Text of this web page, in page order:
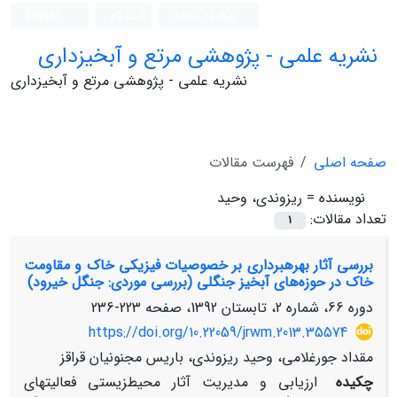
نشریه علمی - پژوهشی مرتع و آبخیزداری
نشریه علمی - پژوهشی مرتع و آبخیزداری
صفحه اصلی
فهرست مقالات
نویسنده = ریزوندی، وحید
تعداد مقالات:
1
بررسی آثار بهره‏برداری بر خصوصیات فیزیکی خاک و مقاومت
خاک در حوزه‌های آبخیز جنگلی (بررسی موردی: جنگل خیرود)
دوره 66، شماره 2، تابستان 1392، صفحه
223-236
https://doi.org/10.22059/jrwm.2013.35574
مقداد جورغلامی، وحید ریزوندی، باریس مجنونیان قراقز
چکیده
ارزیابی و مدیریت آثار محیط‏زیستی فعالیت‏های